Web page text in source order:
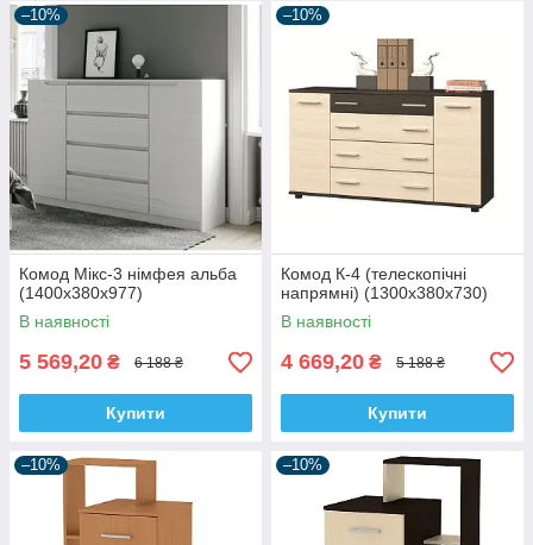
–10%
Комод Мікс-3 німфея альба
(1400х380х977)
В наявності
5 569,20 ₴ 6 188 ₴
Купити
–10%
Комод К-4 (телескопічні
напрямні) (1300х380х730)
В наявності
4 669,20 ₴ 5 188 ₴
Купити
–10% –10%